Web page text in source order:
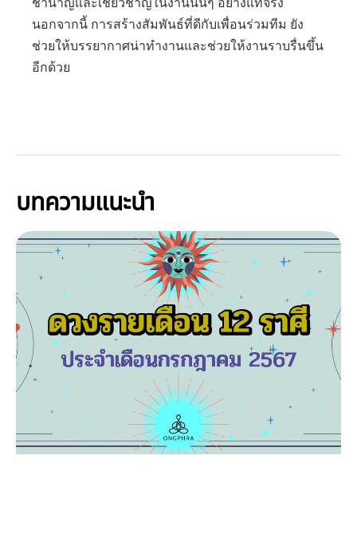
นอกจากนี้ การสร้างสัมพันธ์ที่ดีกับเพื่อนร่วมทีม ยัง
ช่วยให้บรรยากาศน่าทำงานและช่วยให้งานราบรื่นขึ้น
อีกด้วย
บทความแนะนำ